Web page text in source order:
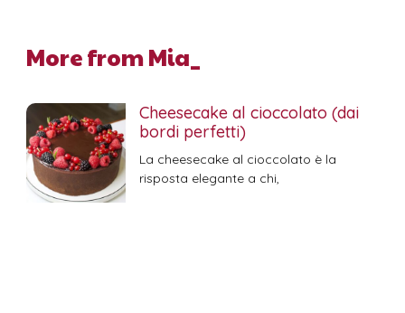
More from Mia_
Cheesecake al cioccolato (dai
bordi perfetti)
La cheesecake al cioccolato è la
risposta elegante a chi,